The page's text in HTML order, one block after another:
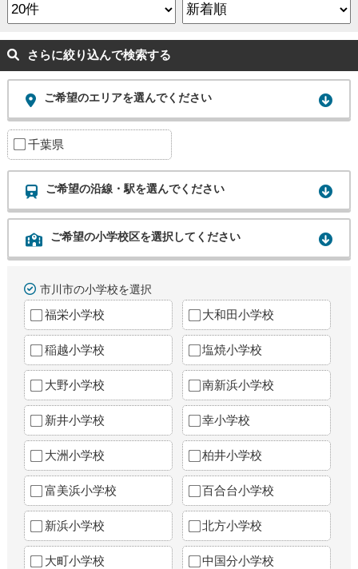
さらに絞り込んで検索する
ご希望のエリアを選んでください
千葉県
ご希望の沿線・駅を選んでください
ご希望の小学校区を選択してください
市川市の小学校を選択
福栄小学校 大和田小学校
稲越小学校 塩焼小学校
大野小学校 南新浜小学校
新井小学校 幸小学校
大洲小学校 柏井小学校
富美浜小学校 百合台小学校
新浜小学校 北方小学校
大町小学校 中国分小学校